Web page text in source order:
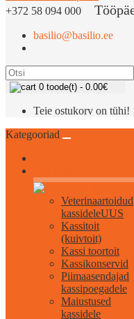
+372 58 094 000
basilio@basilio.ee
0 toode(t) - 0.00€
Teie ostukorv on tühi!
Kategooriad
Veterinaartoidud
kassideleUUS
Kassitoit
(kuivtoit)
Kassi toortoit
Kassikonservid
Piimaasendajad
kassipoegadele
Maiustused
kassidele